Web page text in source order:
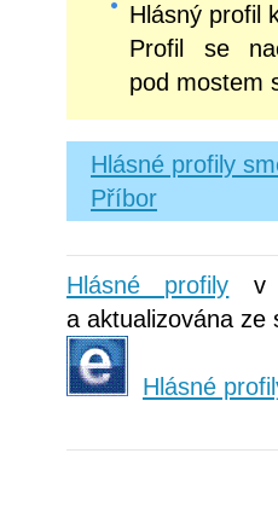
Hlásný profil
Profil se
pod mostem
Hlásné profily
Příbor
Hlásné profily v
a aktualizována
Hlásné